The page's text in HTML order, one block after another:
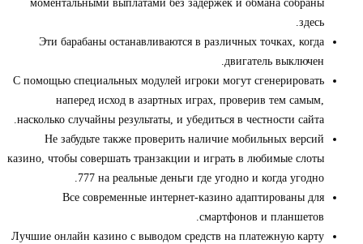
моментальными выплатами без задержек и обмана собраны
здесь.
Эти барабаны останавливаются в различных точках, когда
двигатель выключен.
С помощью специальных модулей игроки могут сгенерировать
наперед исход в азартных играх, проверив тем самым,
насколько случайны результаты, и убедиться в честности сайта.
Не забудьте также проверить наличие мобильных версий
казино, чтобы совершать транзакции и играть в любимые слоты
777 на реальные деньги где угодно и когда угодно.
Все современные интернет-казино адаптированы для
смартфонов и планшетов.
Лучшие онлайн казино с выводом средств на платежную карту